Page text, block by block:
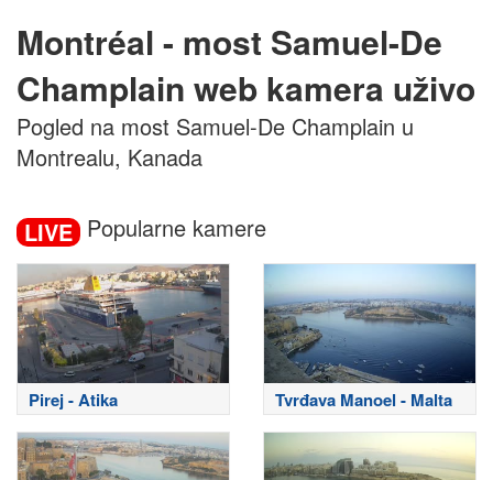
Montréal - most Samuel-De
Champlain web kamera uživo
Pogled na most Samuel-De Champlain u
Montrealu, Kanada
LIVE Popularne kamere
Pirej - Atika Tvrđava Manoel - Malta